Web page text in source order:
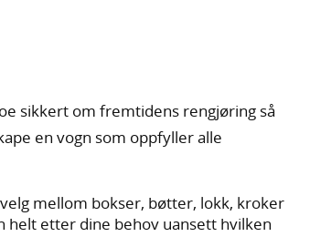
sikkert om fremtidens rengjøring så
en vogn som oppfyller alle
mellom bokser, bøtter, lokk, kroker
helt etter dine behov uansett hvilken